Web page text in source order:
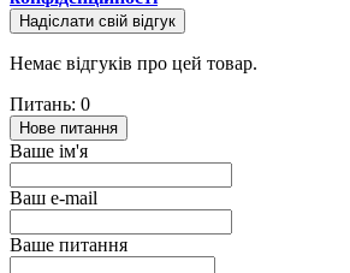
Надіслати свій відгук
Немає відгуків про цей товар.
Питань: 0
Нове питання
Ваше ім'я
Ваш e-mail
Ваше питання